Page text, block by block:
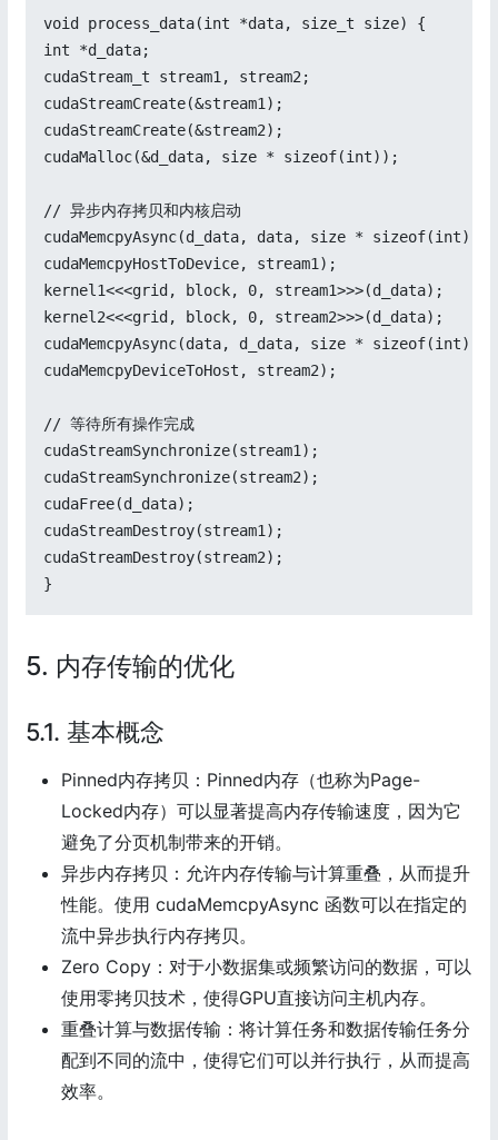
void process_data(int *data, size_t size) {
int *d_data;
cudaStream_t stream1, stream2;
cudaStreamCreate(&stream1);
cudaStreamCreate(&stream2);
cudaMalloc(&d_data, size * sizeof(int));
// 异步内存拷贝和内核启动
cudaMemcpyAsync(d_data, data, size * sizeof(int),
cudaMemcpyHostToDevice, stream1);
kernel1<<<grid, block, 0, stream1>>>(d_data);
kernel2<<<grid, block, 0, stream2>>>(d_data);
cudaMemcpyAsync(data, d_data, size * sizeof(int),
cudaMemcpyDeviceToHost, stream2);
// 等待所有操作完成
cudaStreamSynchronize(stream1);
cudaStreamSynchronize(stream2);
cudaFree(d_data);
cudaStreamDestroy(stream1);
cudaStreamDestroy(stream2);
}
5. 内存传输的优化
5.1. 基本概念
Pinned内存拷贝：Pinned内存（也称为Page-
Locked内存）可以显著提高内存传输速度，因为它
避免了分页机制带来的开销。
异步内存拷贝：允许内存传输与计算重叠，从而提升
性能。使用 cudaMemcpyAsync 函数可以在指定的
流中异步执行内存拷贝。
Zero Copy：对于小数据集或频繁访问的数据，可以
使用零拷贝技术，使得GPU直接访问主机内存。
重叠计算与数据传输：将计算任务和数据传输任务分
配到不同的流中，使得它们可以并行执行，从而提高
效率。